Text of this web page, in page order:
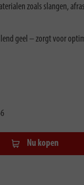
zoals slangen,
geel – zorgt voor
Nu kopen